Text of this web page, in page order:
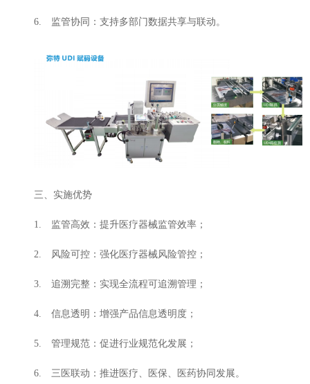
6. 监管协同：支持多部门数据共享与联动。
三、实施优势
1. 监管高效：提升医疗器械监管效率；
2. 风险可控：强化医疗器械风险管控；
3. 追溯完整：实现全流程可追溯管理；
4. 信息透明：增强产品信息透明度；
5. 管理规范：促进行业规范化发展；
6. 三医联动：推进医疗、医保、医药协同发展。